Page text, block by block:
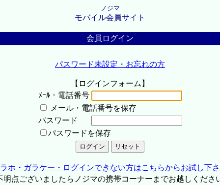
ノジマ
モバイル会員サイト
会員ログイン
パスワード未設定・お忘れの方
【ログインフォーム】
ﾒｰﾙ・電話番号
メール・電話番号を保存
パスワード
パスワードを保存
ホ・ガラケー・ログインできない方はこちらからお試し下
点ございましたらノジマの携帯コーナーまでお越しくださ